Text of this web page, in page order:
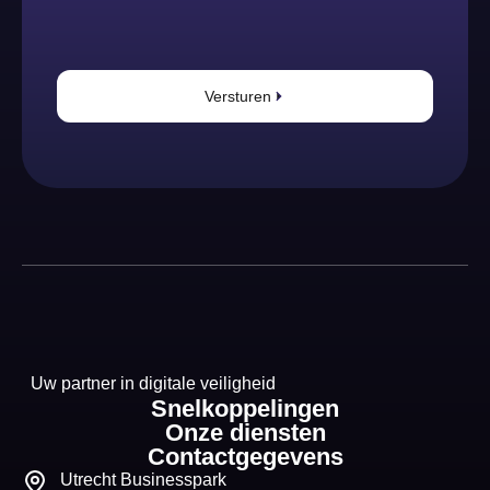
Versturen
Uw partner in digitale veiligheid
Snelkoppelingen
Onze diensten
Contactgegevens
Utrecht Businesspark